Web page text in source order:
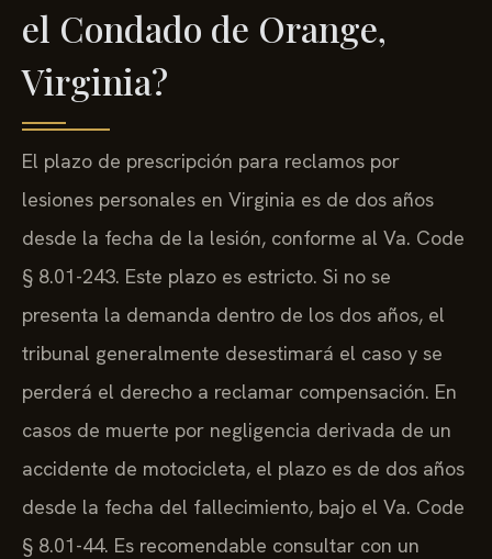
el Condado de Orange,
Virginia?
El plazo de prescripción para reclamos por
lesiones personales en Virginia es de dos años
desde la fecha de la lesión, conforme al Va. Code
§ 8.01-243. Este plazo es estricto. Si no se
presenta la demanda dentro de los dos años, el
tribunal generalmente desestimará el caso y se
perderá el derecho a reclamar compensación. En
casos de muerte por negligencia derivada de un
accidente de motocicleta, el plazo es de dos años
desde la fecha del fallecimiento, bajo el Va. Code
§ 8.01-44. Es recomendable consultar con un